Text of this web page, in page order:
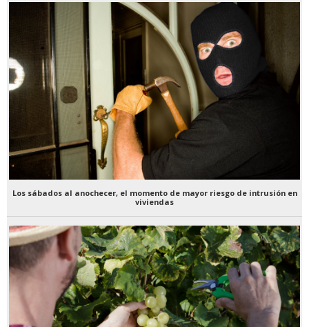
Los sábados al anochecer, el momento de mayor riesgo de intrusión en
viviendas